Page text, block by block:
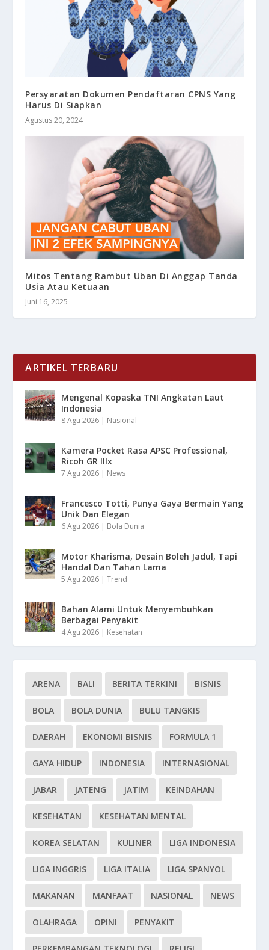
Persyaratan Dokumen Pendaftaran CPNS Yang
Harus Di Siapkan
Agustus 20, 2024
Mitos Tentang Rambut Uban Di Anggap Tanda
Usia Atau Ketuaan
Juni 16, 2025
ARTIKEL TERBARU
Mengenal Kopaska TNI Angkatan Laut
Indonesia
8 Agu 2026 | Nasional
Kamera Pocket Rasa APSC Professional,
Ricoh GR IIIx
7 Agu 2026 | News
Francesco Totti, Punya Gaya Bermain Yang
Unik Dan Elegan
6 Agu 2026 | Bola Dunia
Motor Kharisma, Desain Boleh Jadul, Tapi
Handal Dan Tahan Lama
5 Agu 2026 |Trend
Bahan Alami Untuk Menyembuhkan
Berbagai Penyakit
4 Agu 2026 | Kesehatan
ARENA BALI BERITA TERKINI BISNIS
BOLA BOLA DUNIA BULU TANGKIS
DAERAH EKONOMI BISNIS FORMULA 1
GAYA HIDUP INDONESIA INTERNASIONAL
JABAR JATENG JATIM KEINDAHAN
KESEHATAN KESEHATAN MENTAL
KOREA SELATAN KULINER LIGA INDONESIA
LIGA INGGRIS LIGA ITALIA LIGA SPANYOL
MAKANAN MANFAAT NASIONAL NEWS
OLAHRAGA OPINI PENYAKIT